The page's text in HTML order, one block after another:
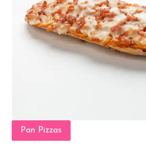
Pan Pizzas